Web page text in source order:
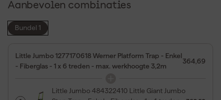
Aanbevolen combinaties
Bundel 1
Little Jumbo 1277170618 Werner Platform Trap - Enkel
- Fiberglas - 1 x 6 treden - max. werkhoogte 3,2m
364,69
Little Jumbo 484322410 Little Giant Jumbo